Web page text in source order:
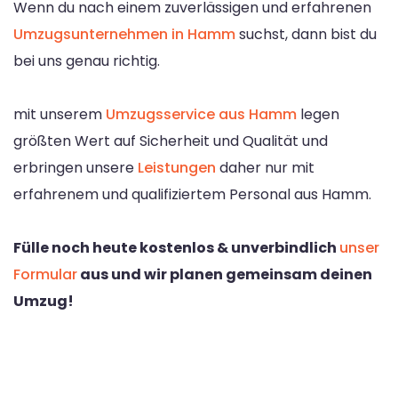
Wenn du nach einem zuverlässigen und erfahrenen
Umzugsunternehmen in Hammsuchst, dann bist du
bei uns genau richtig.
mit unserem Umzugsservice aus Hamm legen
größten Wert auf Sicherheit und Qualität und
erbringen unsere Leistungen daher nur mit
erfahrenem und qualifiziertem Personal aus Hamm.
Fülle noch heute kostenlos & unverbindlich unser
Formularaus und wir planen gemeinsam deinen
Umzug!